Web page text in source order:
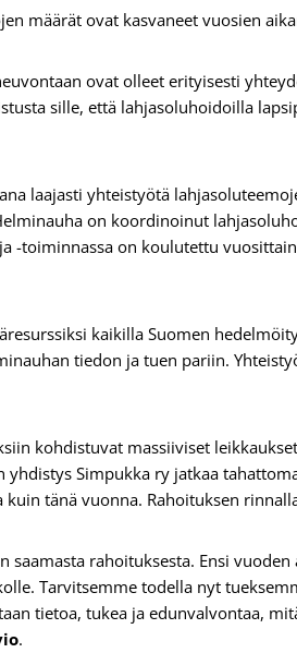
määrät ovat kasvaneet vuosien
ovat olleet erityisesti
sille, että lahjasoluhoidoilla
laajasti yhteistyötä
on koordinoinut
-toiminnassa on koulutettu
kaikilla Suomen
tiedon ja tuen pariin.
kohdistuvat massiiviset
Simpukka ry jatkaa
tänä vuonna. Rahoituksen
saamasta rahoituksesta. Ensi
Tarvitsemme todella nyt
tietoa, tukea ja edunvalvontaa,
.